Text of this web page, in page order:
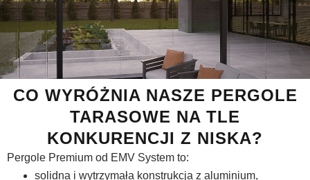
CO WYRÓŻNIA NASZE PERGOLE
TARASOWE NA TLE
KONKURENCJI Z NISKA?
Pergole Premium od EMV System to:
solidna i wytrzymała konstrukcja z aluminium,